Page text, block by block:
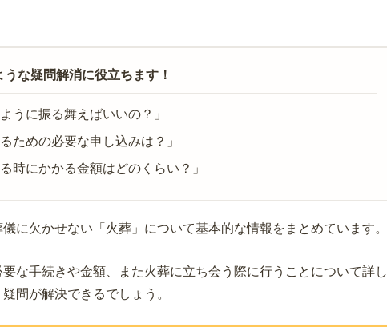
な疑問解消に役立ちます！
うに振る舞えばいいの？」
ための必要な申し込みは？」
時にかかる金額はどのくらい？」
に欠かせない「火葬」について基本的な情報をまとめています。
な手続きや金額、また火葬に立ち会う際に行うことについて詳し
問が解決できるでしょう。